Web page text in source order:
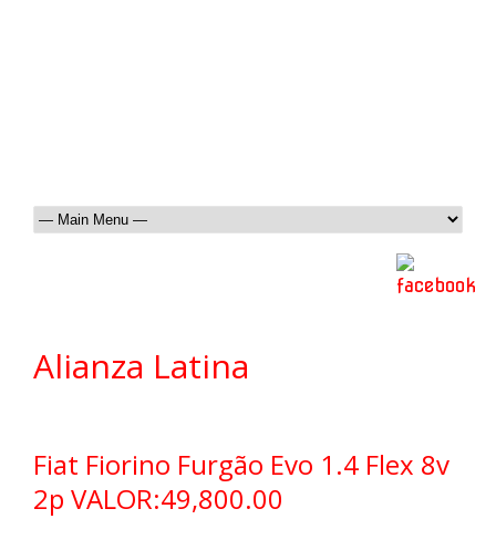
Alianza Latina
Fiat Fiorino Furgão Evo 1.4 Flex 8v
2p VALOR:49,800.00